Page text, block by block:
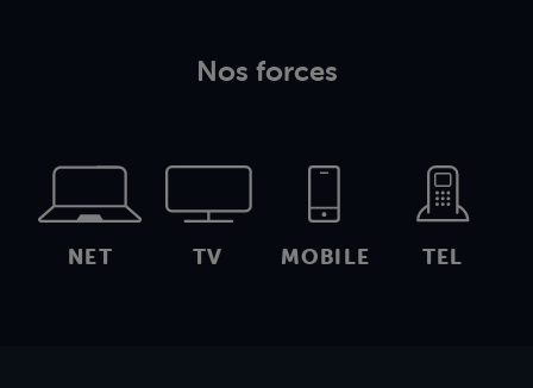
Nos forces
NET TV MOBILE TEL